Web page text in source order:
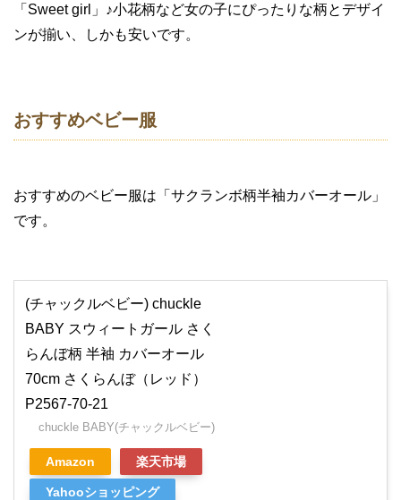
「Sweet girl」♪小花柄など女の子にぴったりな柄とデザイ
ンが揃い、しかも安いです。
おすすめベビー服
おすすめのベビー服は「サクランボ柄半袖カバーオール」
です。
(チャックルベビー) chuckle
BABY スウィートガール さく
らんぼ柄 半袖 カバーオール
70cm さくらんぼ（レッド）
P2567-70-21
chuckle BABY(チャックルベビー)
Amazon 楽天市場
Yahooショッピング